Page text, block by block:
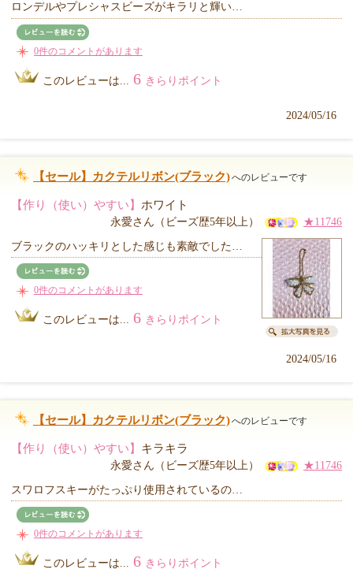
ロンデルやプレシャスビーズがキラリと輝い…
0件のコメントがあります
このレビューは... 6 きらりポイント
2024/05/16
【セール】カクテルリボン(ブラック)へのレビューです
【作り（使い）やすい】 ホワイト
永愛さん（ビーズ歴5年以上） ★11746
ブラックのハッキリとした感じも素敵でした…
0件のコメントがあります
このレビューは... 6 きらりポイント
2024/05/16
【セール】カクテルリボン(ブラック)へのレビューです
【作り（使い）やすい】 キラキラ
永愛さん（ビーズ歴5年以上） ★11746
スワロフスキーがたっぷり使用されているの…
0件のコメントがあります
このレビューは... 6 きらりポイント